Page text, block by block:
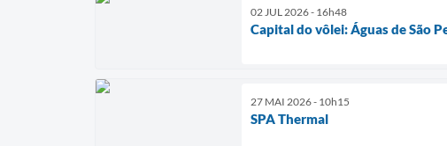
02 JUL 2026 - 16h48
Capital do vôlei: Águas de São
27 MAI 2026 - 10h15
SPA Thermal